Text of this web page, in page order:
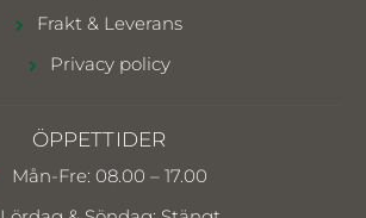
Frakt & Leverans
Privacy policy
ÖPPETTIDER
Mån-Fre: 08.00 – 17.00